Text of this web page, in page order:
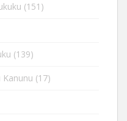
(151)
(139)
Kanunu (17)